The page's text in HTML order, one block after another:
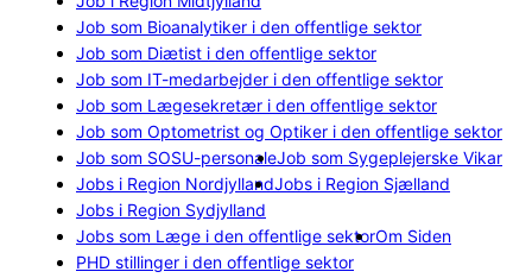
Job som Bioanalytiker i den offentlige sektor
Job som Diætist i den offentlige sektor
Job som IT-medarbejder i den offentlige sektor
Job som Lægesekretær i den offentlige sektor
Job som Optometrist og Optiker i den offentlige sektor
Job som SOSU-personaleJob som Sygeplejerske Vikar
Jobs i Region NordjyllandJobs i Region Sjælland
Jobs i Region Sydjylland
Jobs som Læge i den offentlige sektorOm Siden
PHD stillinger i den offentlige sektor